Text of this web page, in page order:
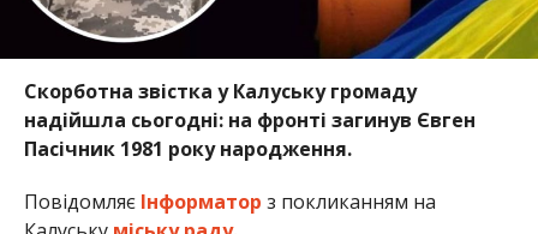
Скорботна звістка у Калуську громаду
надійшла сьогодні: на фронті загинув Євген
Пасічник 1981 року народження.
Повідомляє Інформатор з покликанням на